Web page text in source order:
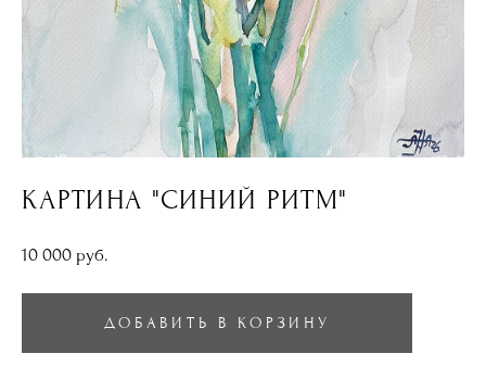
КАРТИНА "СИНИЙ РИТМ"
10 000 pуб.
ДОБАВИТЬ В КОРЗИНУ